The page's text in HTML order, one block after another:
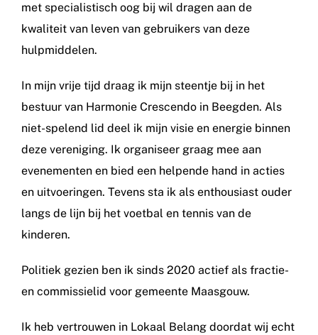
met specialistisch oog bij wil dragen aan de
kwaliteit van leven van gebruikers van deze
hulpmiddelen.
In mijn vrije tijd draag ik mijn steentje bij in het
bestuur van Harmonie Crescendo in Beegden. Als
niet-spelend lid deel ik mijn visie en energie binnen
deze vereniging. Ik organiseer graag mee aan
evenementen en bied een helpende hand in acties
en uitvoeringen. Tevens sta ik als enthousiast ouder
langs de lijn bij het voetbal en tennis van de
kinderen.
Politiek gezien ben ik sinds 2020 actief als fractie-
en commissielid voor gemeente Maasgouw.
Ik heb vertrouwen in Lokaal Belang doordat wij echt